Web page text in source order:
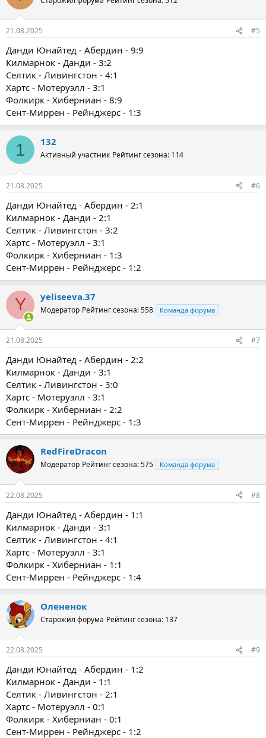
21.08.2025 #5
Данди Юнайтед - Абердин - 9:9
Килмарнок - Данди - 3:2
Селтик - Ливингстон - 4:1
Хартс - Мотеруэлл - 3:1
Фолкирк - Хиберниан - 8:9
Сент-Миррен - Рейнджерс - 1:3
1 132
Активный участник Рейтинг сезона: 114
21.08.2025 #6
Данди Юнайтед - Абердин - 2:1
Килмарнок - Данди - 2:1
Селтик - Ливингстон - 3:2
Хартс - Мотеруэлл - 3:1
Фолкирк - Хиберниан - 1:3
Сент-Миррен - Рейнджерс - 1:2
Y yeliseeva.37
Модератор Рейтинг сезона: 558 Команда форума
21.08.2025 #7
Данди Юнайтед - Абердин - 2:2
Килмарнок - Данди - 3:1
Селтик - Ливингстон - 3:0
Хартс - Мотеруэлл - 3:1
Фолкирк - Хиберниан - 2:2
Сент-Миррен - Рейнджерс - 1:3
RedFireDracon
Модератор Рейтинг сезона: 575 Команда форума
22.08.2025 #8
Данди Юнайтед - Абердин - 1:1
Килмарнок - Данди - 3:1
Селтик - Ливингстон - 4:1
Хартс - Мотеруэлл - 3:1
Фолкирк - Хиберниан - 1:1
Сент-Миррен - Рейнджерс - 1:4
Олененок
Старожил форума Рейтинг сезона: 137
22.08.2025 #9
Данди Юнайтед - Абердин - 1:2
Килмарнок - Данди - 1:1
Селтик - Ливингстон - 2:1
Хартс - Мотеруэлл - 0:1
Фолкирк - Хиберниан - 0:1
Сент-Миррен - Рейнджерс - 1:2